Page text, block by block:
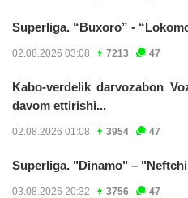
Superliga. “Buxoro” -
02.08.2026 03:08 7213 47
Kabo-verdelik darvozabon
davom ettirishi...
02.08.2026 01:08 3954 47
Superliga. "Dinamo" –
03.08.2026 20:32 3756 47